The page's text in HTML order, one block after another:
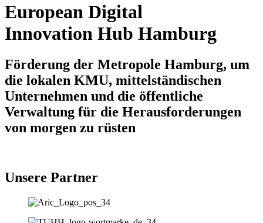
European Digital
Innovation Hub Hamburg
Förderung der Metropole Hamburg, um
die lokalen KMU, mittelständischen
Unternehmen und die öffentliche
Verwaltung für die Herausforderungen
von morgen zu rüsten
Unsere Partner